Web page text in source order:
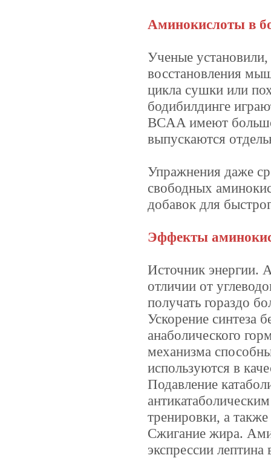
Аминокислоты в
Ученые
восстановления
цикла сушки или
бодибилдинге
BCAA имеют
выпускаются
Упражнения даже
свободных
добавок для
Эффекты
Источник энергии.
отличии от
получать гораздо
Ускорение синтеза
анаболического
механизма
используются в
Подавление
тренировки, а
Сжигание жира.
экспрессии